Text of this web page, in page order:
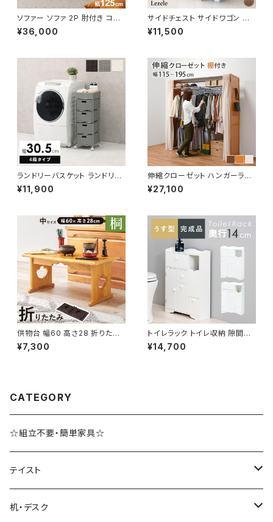
ソファー ソファ 2P 肘付き コン
パクトソファ 一人暮らし おしゃ
れ カワイイ 幅125
¥36,000
サイドチェスト サイドワゴン デ
スクチェスト デスクワゴン オフ
ィス収納 サイドキャビネット 新
¥11,500
ランドリーバスケット ランドリー
ワゴン 洗濯カゴ キャスター付 ラ
ンドリー収納 新生活 一人暮らし
¥11,900
伸縮クローゼット ハンガーラッ
ク コートハンガー ワードローブ
フリーラック クローゼット 高さ1
¥27,100
供物台 幅60 高さ28 折りたた
み式 供養机 お供え机 お供え台
御供物台 お経 仏壇 仏事 仏具
¥7,300
トイレラック トイレ収納 隙間収
納 トイレ用品 サニタリー収納 ト
イレットペーパー収納 幅45 奥
¥14,700
CATEGORY
☆組立不要・簡単家具☆
テイスト
ブルックリンスタイル
机・デスク